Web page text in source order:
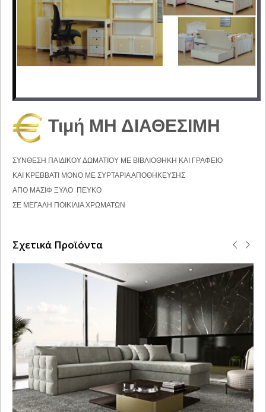
Τιμή ΜΗ ΔΙΑΘΕΣΙΜΗ
ΣΥΝΘΕΣΗ ΠΑΙΔΙΚΟΥ ΔΩΜΑΤΙΟΥ ΜΕ ΒΙΒΛΙΟΘΗΚΗ ΚΑΙ ΓΡΑΦΕΙΟ
ΚΑΙ ΚΡΕΒΒΑΤΙ ΜΟΝΟ ΜΕ ΣΥΡΤΑΡΙΑ ΑΠΟΘΗΚΕΥΣΗΣ
ΑΠΟ ΜΑΣΙΦ ΞΥΛΟ ΠΕΥΚΟ
ΣΕ ΜΕΓΑΛΗ ΠΟΙΚΙΛΙΑ ΧΡΩΜΑΤΩΝ
Σχετικά Προϊόντα